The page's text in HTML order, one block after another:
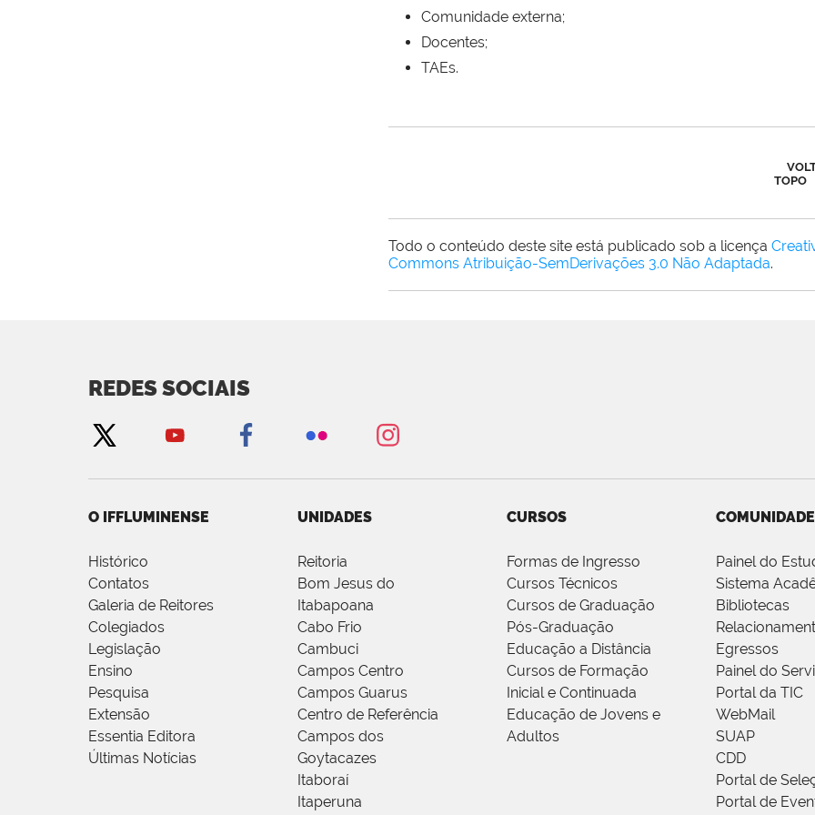
Comunidade externa;
Docentes;
TAEs.
TOPO
Todo o conteúdo deste site está publicado sob a licença
Commons Atribuição-SemDerivações 3.0 Não Adaptada.
REDES SOCIAIS
O IFFLUMINENSE
Histórico
Contatos
Galeria de Reitores
Colegiados
Legislação
Ensino
Pesquisa
Extensão
Essentia Editora
Últimas Notícias
UNIDADES
Reitoria
Bom Jesus do
Itabapoana
Cabo Frio
Cambuci
Campos Centro
Campos Guarus
Centro de Referência
Campos dos
Goytacazes
Itaboraí
Itaperuna
CURSOS
Formas de Ingresso
Cursos Técnicos
Cursos de Graduação
Pós-Graduação
Educação a Distância
Cursos de Formação
Inicial e Continuada
Educação de Jovens e
Adultos
COMUNIDADE
Painel do
Sistema
Bibliotecas
Egressos
Painel do
Portal da TIC
WebMail
SUAP
CDD
Portal de
Portal de